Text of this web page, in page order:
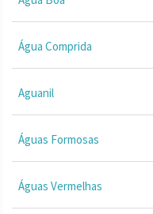
Água Comprida
Aguanil
Águas Formosas
Águas Vermelhas